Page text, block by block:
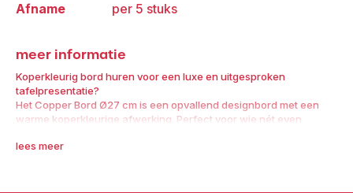
Ø27
aantal
Afname per 5 stuks
meer informatie
Koperkleurig bord huren voor een luxe en uitgesproken
tafelpresentatie?
Het Copper Bord Ø27 cm is een opvallend designbord met een
warme koperkleurige afwerking. Perfect voor wie nét even
walking dinner of event.
lees meer